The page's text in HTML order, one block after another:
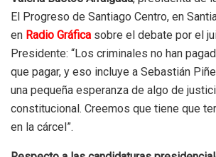
El Progreso de Santiago Centro, en
en Radio Gráfica sobre el debate por el
Presidente: “Los criminales no han
que pagar, y eso incluye a Sebastián
una pequeña esperanza de algo de
constitucional. Creemos que tiene que
en la cárcel”.